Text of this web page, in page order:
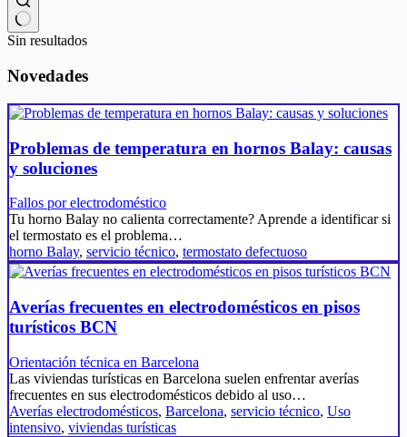
Sin resultados
Novedades
Problemas de temperatura en hornos Balay: causas
y soluciones
Fallos por electrodoméstico
Tu horno Balay no calienta correctamente? Aprende a identificar si
el termostato es el problema…
horno Balay, servicio técnico, termostato defectuoso
Averías frecuentes en electrodomésticos en pisos
turísticos BCN
Orientación técnica en Barcelona
Las viviendas turísticas en Barcelona suelen enfrentar averías
frecuentes en sus electrodomésticos debido al uso…
Averías electrodomésticos, Barcelona, servicio técnico, Uso
intensivo, viviendas turísticas